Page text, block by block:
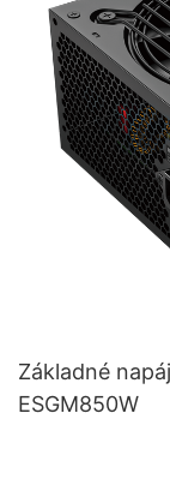
Základné
ESGM850W